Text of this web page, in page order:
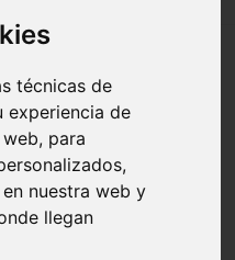
técnicas de
experiencia de
para
nuestra web y
llegan
de fotografías